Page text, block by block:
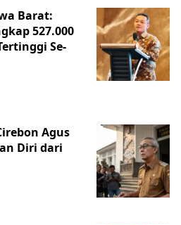
Barat:
527.000
Se-
Agus
Diri dari